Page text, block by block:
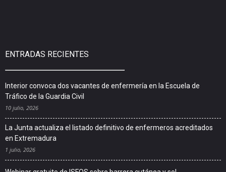
ENTRADAS RECIENTES
Interior convoca dos vacantes de enfermería en la Escuela de
Tráfico de la Guardia Civil
10 julio, 2026
La Junta actualiza el listado definitivo de enfermeros acreditados
en Extremadura
1 julio, 2026